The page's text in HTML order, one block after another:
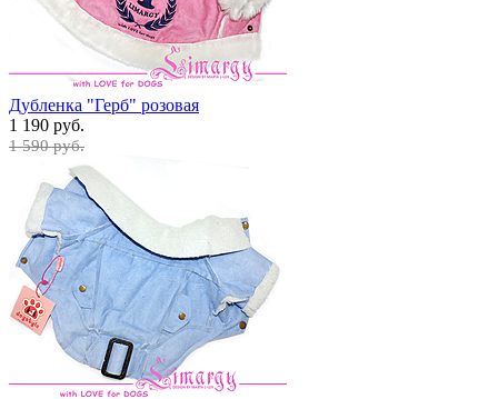
Дубленка "Герб" розовая
1 190 руб.
1 590 руб.